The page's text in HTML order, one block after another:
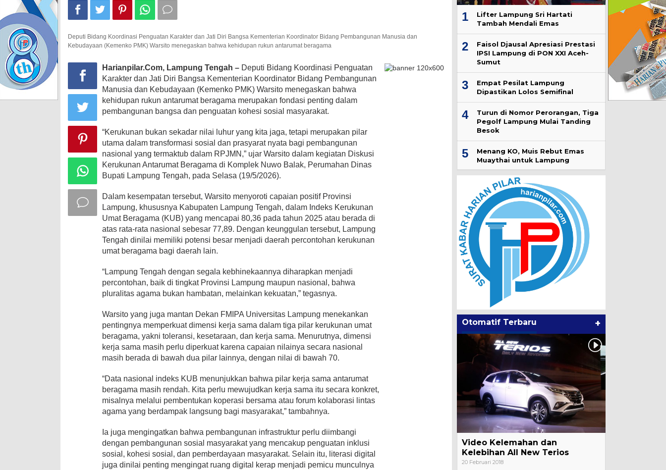
Deputi Bidang Koordinasi Penguatan Karakter dan Jati Diri Bangsa Kementerian Koordinator Bidang Pembangunan Manusia dan
Kebudayaan (Kemenko PMK) Warsito menegaskan bahwa kehidupan rukun antarumat beragama
Harianpilar.Com, Lampung Tengah – Deputi Bidang Koordinasi Penguatan
Karakter dan Jati Diri Bangsa Kementerian Koordinator Bidang Pembangunan
Manusia dan Kebudayaan (Kemenko PMK) Warsito menegaskan bahwa
kehidupan rukun antarumat beragama merupakan fondasi penting dalam
pembangunan bangsa dan penguatan kohesi sosial masyarakat.
“Kerukunan bukan sekadar nilai luhur yang kita jaga, tetapi merupakan pilar
utama dalam transformasi sosial dan prasyarat nyata bagi pembangunan
nasional yang termaktub dalam RPJMN,” ujar Warsito dalam kegiatan Diskusi
Kerukunan Antarumat Beragama di Komplek Nuwo Balak, Perumahan Dinas
Bupati Lampung Tengah, pada Selasa (19/5/2026).
Dalam kesempatan tersebut, Warsito menyoroti capaian positif Provinsi
Lampung, khususnya Kabupaten Lampung Tengah, dalam Indeks Kerukunan
Umat Beragama (KUB) yang mencapai 80,36 pada tahun 2025 atau berada di
atas rata-rata nasional sebesar 77,89. Dengan keunggulan tersebut, Lampung
Tengah dinilai memiliki potensi besar menjadi daerah percontohan kerukunan
umat beragama bagi daerah lain.
“Lampung Tengah dengan segala kebhinekaannya diharapkan menjadi
percontohan, baik di tingkat Provinsi Lampung maupun nasional, bahwa
pluralitas agama bukan hambatan, melainkan kekuatan,” tegasnya.
Warsito yang juga mantan Dekan FMIPA Universitas Lampung menekankan
pentingnya memperkuat dimensi kerja sama dalam tiga pilar kerukunan umat
beragama, yakni toleransi, kesetaraan, dan kerja sama. Menurutnya, dimensi
kerja sama masih perlu diperkuat karena capaian nilainya secara nasional
masih berada di bawah dua pilar lainnya, dengan nilai di bawah 70.
“Data nasional indeks KUB menunjukkan bahwa pilar kerja sama antarumat
beragama masih rendah. Kita perlu mewujudkan kerja sama itu secara konkret,
misalnya melalui pembentukan koperasi bersama atau forum kolaborasi lintas
agama yang berdampak langsung bagi masyarakat,” tambahnya.
Ia juga mengingatkan bahwa pembangunan infrastruktur perlu diimbangi
dengan pembangunan sosial masyarakat yang mencakup penguatan inklusi
sosial, kohesi sosial, dan pemberdayaan masyarakat. Selain itu, literasi digital
juga dinilai penting mengingat ruang digital kerap menjadi pemicu munculnya
1
Lifter Lampung Sri Hartati
Tambah Mendali Emas
2
Faisol Djausal Apresiasi Prestasi
IPSI Lampung di PON XXI Aceh-
Sumut
3
Empat Pesilat Lampung
Dipastikan Lolos Semifinal
4
Turun di Nomor Perorangan, Tiga
Pegolf Lampung Mulai Tanding
Besok
5
Menang KO, Muis Rebut Emas
Muaythai untuk Lampung
Otomatif Terbaru +
Video Kelemahan dan
Kelebihan All New Terios
20 Februari 2018